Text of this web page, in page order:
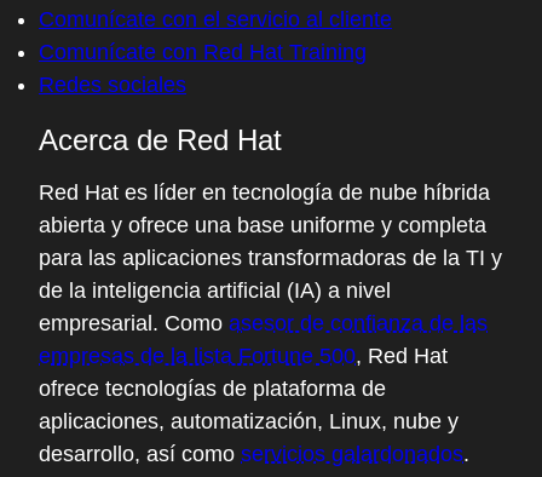
Comunícate con el servicio al cliente
Comunícate con Red Hat Training
Redes sociales
Acerca de Red Hat
Red Hat es líder en tecnología de nube híbrida
abierta y ofrece una base uniforme y completa
para las aplicaciones transformadoras de la TI y
de la inteligencia artificial (IA) a nivel
empresarial. Como asesor de confianza de las
empresas de la lista Fortune 500, Red Hat
ofrece tecnologías de plataforma de
aplicaciones, automatización, Linux, nube y
desarrollo, así como servicios galardonados.